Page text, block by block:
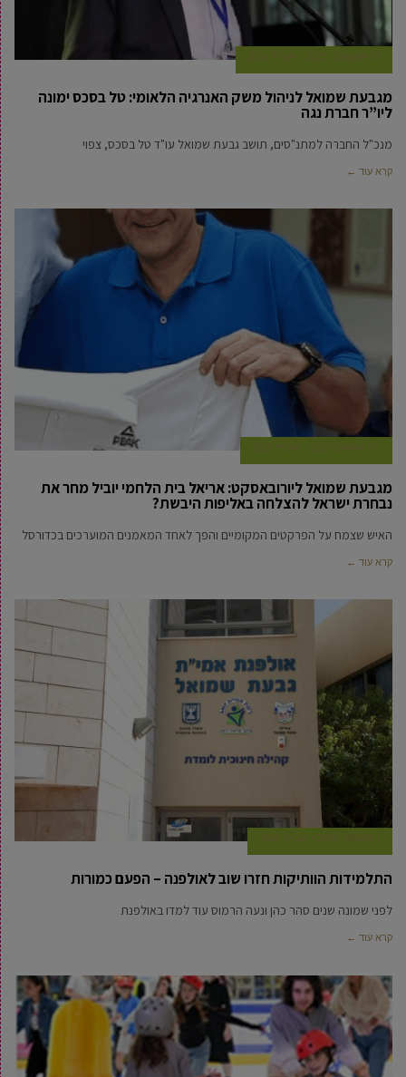
מגבעת שמואל לניהול משק האנרגיה הלאומי: טל בסכס ימונה
ליו”ר חברת נגה
מנכ"ל החברה למתנ"סים, תושב גבעת שמואל עו"ד טל בסכס, צפוי
קרא עוד ←
מגבעת שמואל ליורובאסקט: אריאל בית הלחמי יוביל מחר את
נבחרת ישראל להצלחה באליפות היבשת?
האיש שצמח על הפרקטים המקומיים והפך לאחד המאמנים המוערכים בכדורסל
קרא עוד ←
התלמידות הוותיקות חזרו שוב לאולפנה – הפעם כמורות
לפני שמונה שנים סהר כהן ונעה הרמוס עוד למדו באולפנת
קרא עוד ←